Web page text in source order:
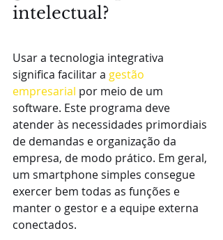
intelectual?
Usar a tecnologia integrativa
significa facilitar a gestão
empresarial por meio de um
software. Este programa deve
atender às necessidades primordiais
de demandas e organização da
empresa, de modo prático. Em geral,
um smartphone simples consegue
exercer bem todas as funções e
manter o gestor e a equipe externa
conectados.